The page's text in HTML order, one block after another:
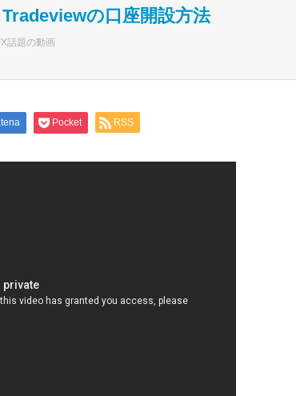
Tradeviewの口座開設方法
話題の動画
Pocket RSS